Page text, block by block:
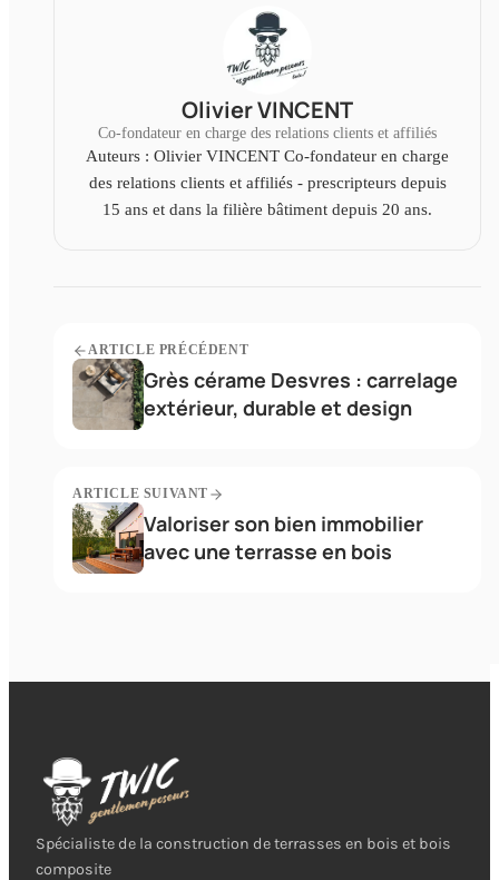
Olivier VINCENT
Co-fondateur en charge des relations clients et affiliés
Auteurs : Olivier VINCENT Co-fondateur en charge
des relations clients et affiliés - prescripteurs depuis
15 ans et dans la filière bâtiment depuis 20 ans.
ARTICLE PRÉCÉDENT
Grès cérame Desvres : carrelage
extérieur, durable et design
ARTICLE SUIVANT
Valoriser son bien immobilier
avec une terrasse en bois
Spécialiste de la construction de terrasses en bois et bois
composite